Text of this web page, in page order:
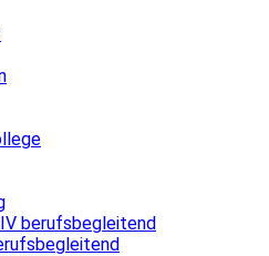
berufsbegleitend